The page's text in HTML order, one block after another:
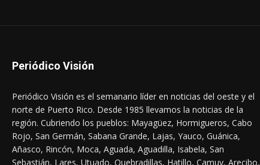
Periódico Visión
Periódico Visión es el semanario líder en noticias del oeste y el
norte de Puerto Rico. Desde 1985 llevamos la noticias de la
región. Cubriendo los pueblos: Mayagüez, Hormigueros, Cabo
Rojo, San Germán, Sabana Grande, Lajas, Yauco, Guánica,
Añasco, Rincón, Moca, Aguada, Aguadilla, Isabela, San
Sebastián, Lares, Utuado, Quebradillas, Hatillo, Camuy, Arecibo,